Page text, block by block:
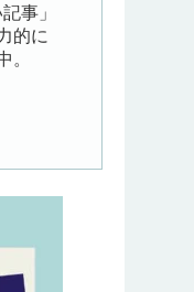
事」
的に
。